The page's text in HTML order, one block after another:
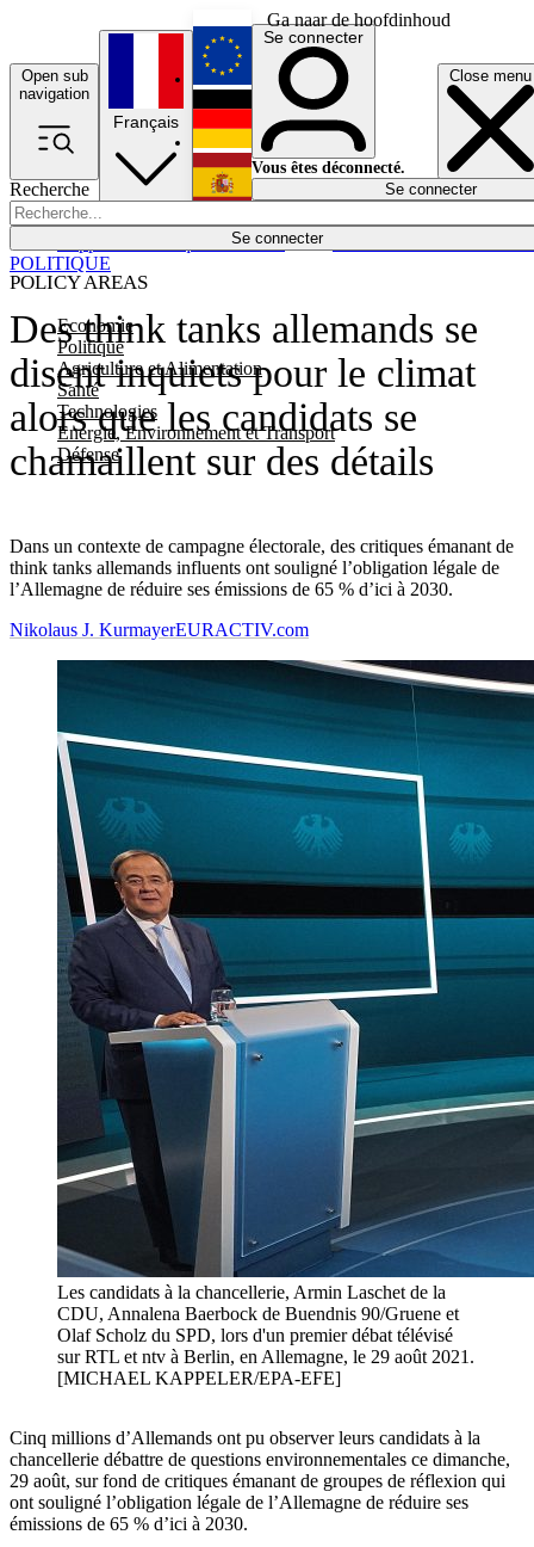
Ga naar de hoofdinhoud
Open sub
navigation
Close menu
Recherche
Se connecter
POLICY AREAS
Economie
Politique
Agriculture et Alimentation
Santé
Technologies
Energie, Environnement et Transport
Défense
Économie
Français
English
Deutsch
Español
Se connecter
Vous êtes déconnecté.
Se connecter
Des think tanks allemands se
disent inquiets pour le climat
alors que les candidats se
chamaillent sur des détails
Dans un contexte de campagne électorale, des critiques émanant de
think tanks allemands influents ont souligné l’obligation légale de
l’Allemagne de réduire ses émissions de 65 % d’ici à 2030.
POLITIQUE
Nikolaus J. KurmayerEURACTIV.com
Les candidats à la chancellerie, Armin Laschet de la
CDU, Annalena Baerbock de Buendnis 90/Gruene et
Olaf Scholz du SPD, lors d'un premier débat télévisé
sur RTL et ntv à Berlin, en Allemagne, le 29 août 2021.
[MICHAEL KAPPELER/EPA-EFE]
Cinq millions d’Allemands ont pu observer leurs candidats à la
chancellerie débattre de questions environnementales ce dimanche,
29 août, sur fond de critiques émanant de groupes de réflexion qui
ont souligné l’obligation légale de l’Allemagne de réduire ses
émissions de 65 % d’ici à 2030.